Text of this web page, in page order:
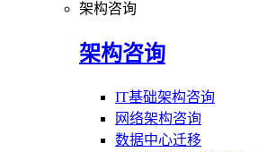
架构咨询
架构咨询
IT基础架构咨询
网络架构咨询
数据中心迁移